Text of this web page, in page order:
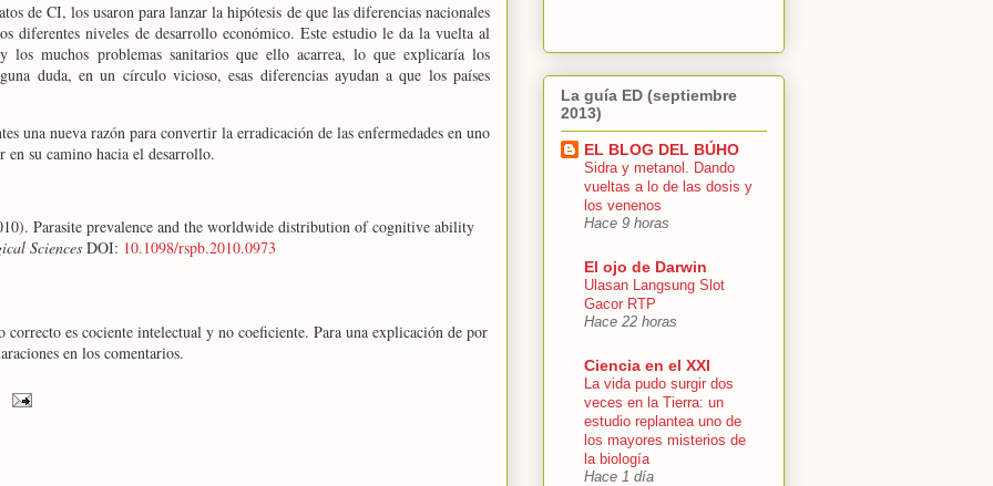
de CI, los usaron para lanzar la hipótesis de que las diferencias nacionales
diferentes niveles de desarrollo económico. Este estudio le da la vuelta al
los muchos problemas sanitarios que ello acarrea, lo que explicaría los
duda, en un círculo vicioso, esas diferencias ayudan a que los países
una nueva razón para convertir la erradicación de las enfermedades en uno
su camino hacia el desarrollo.
Parasite prevalence and the worldwide distribution of cognitive ability
Sciences DOI: 10.1098/rspb.2010.0973
correcto es cociente intelectual y no coeficiente. Para una explicación de por
en los comentarios.
La guía ED (septiembre
2013)
EL BLOG DEL BÚHO
Sidra y metanol. Dando
vueltas a lo de las dosis y
los venenos
Hace 9 horas
El ojo de Darwin
Ulasan Langsung Slot
Gacor RTP
Hace 22 horas
Ciencia en el XXI
La vida pudo surgir dos
veces en la Tierra: un
estudio replantea uno de
los mayores misterios de
la biología
Hace 1 día